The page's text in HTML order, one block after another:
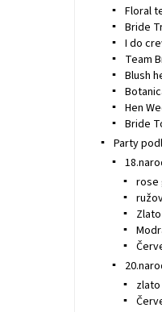
Floral
Bride
I do
Team
Blush
Hen
Bride
Party
rose